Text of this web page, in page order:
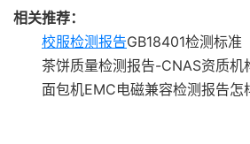
相关推荐：
校服检测报告GB18401检测标准
茶饼质量检测报告-CNAS资质机
面包机EMC电磁兼容检测报告怎